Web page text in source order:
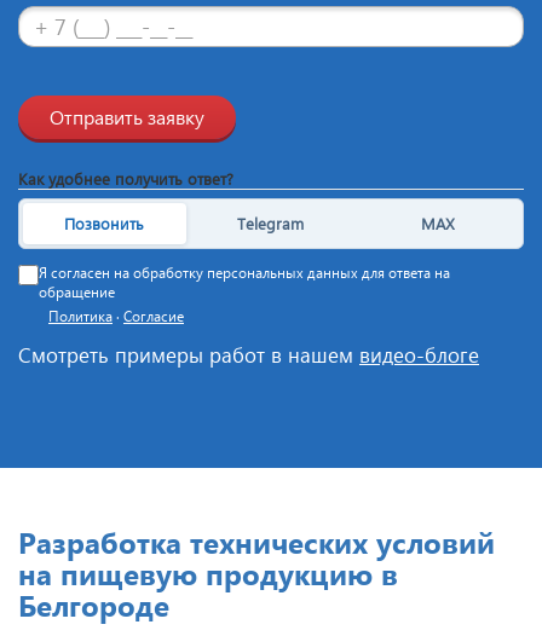
Отправить заявку
Как удобнее получить ответ?
Позвонить Telegram MAX
Я согласен на обработку персональных данных для ответа на
обращение
Политика · Согласие
Смотреть примеры работ в нашем видео-блоге
Разработка технических условий
на пищевую продукцию в
Белгороде